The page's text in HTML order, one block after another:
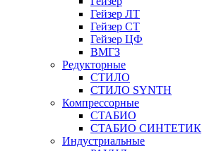
Гейзер ЛТ
Гейзер СТ
Гейзер ЦФ
ВМГЗ
Редукторные
СТИЛО
СТИЛО SYNTH
Компрессорные
СТАБИО
СТАБИО СИНТЕТИК
Индустриальные